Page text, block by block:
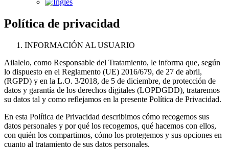
Política de privacidad
INFORMACIÓN AL USUARIO
Ailalelo, como Responsable del Tratamiento, le informa que, según
lo dispuesto en el Reglamento (UE) 2016/679, de 27 de abril,
(RGPD) y en la L.O. 3/2018, de 5 de diciembre, de protección de
datos y garantía de los derechos digitales (LOPDGDD), trataremos
su datos tal y como reflejamos en la presente Política de Privacidad.
En esta Política de Privacidad describimos cómo recogemos sus
datos personales y por qué los recogemos, qué hacemos con ellos,
con quién los compartimos, cómo los protegemos y sus opciones en
cuanto al tratamiento de sus datos personales.